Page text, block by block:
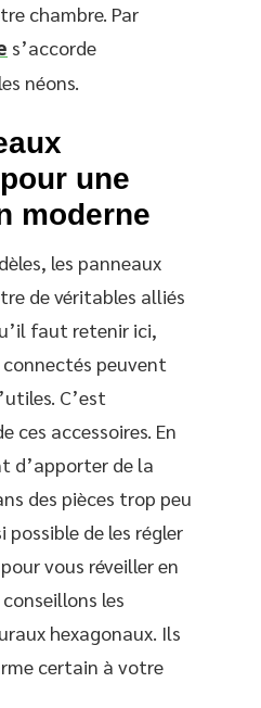
chambre. Par
s’accorde
néons.
une
moderne
les panneaux
de véritables alliés
faut retenir ici,
peuvent
C’est
ces accessoires. En
d’apporter de la
des pièces trop peu
possible de les régler
vous réveiller en
les
hexagonaux. Ils
certain à votre